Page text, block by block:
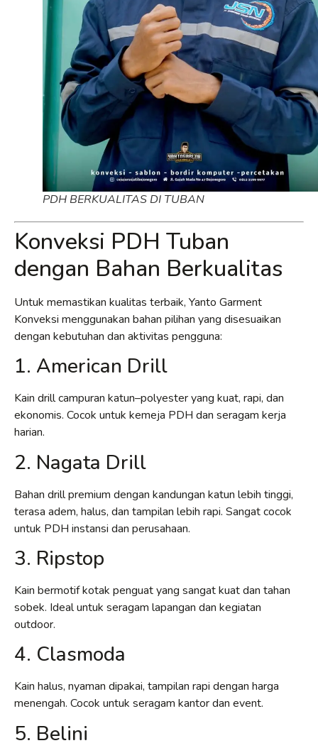
PDH BERKUALITAS DI TUBAN
Konveksi PDH Tuban
dengan Bahan Berkualitas
Untuk memastikan kualitas terbaik, Yanto Garment
Konveksi menggunakan bahan pilihan yang disesuaikan
dengan kebutuhan dan aktivitas pengguna:
1. American Drill
Kain drill campuran katun–polyester yang kuat, rapi, dan
ekonomis. Cocok untuk kemeja PDH dan seragam kerja
harian.
2. Nagata Drill
Bahan drill premium dengan kandungan katun lebih tinggi,
terasa adem, halus, dan tampilan lebih rapi. Sangat cocok
untuk PDH instansi dan perusahaan.
3. Ripstop
Kain bermotif kotak penguat yang sangat kuat dan tahan
sobek. Ideal untuk seragam lapangan dan kegiatan
outdoor.
4. Clasmoda
Kain halus, nyaman dipakai, tampilan rapi dengan harga
menengah. Cocok untuk seragam kantor dan event.
5. Belini